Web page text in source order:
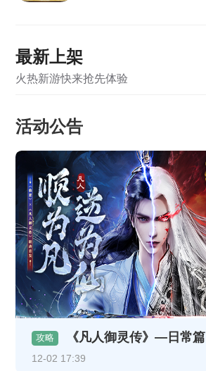
最新上架
火热新游快来抢先体验
活动公告
攻略 《凡人御灵传》—日常篇
12-02 17:39